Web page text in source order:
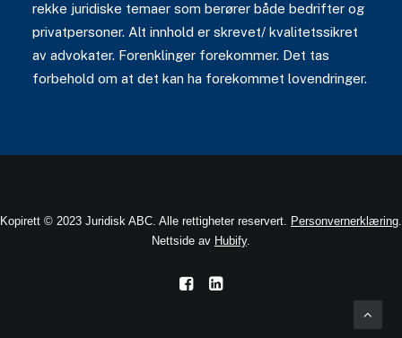
rekke juridiske temaer som berører både bedrifter og
privatpersoner. Alt innhold er skrevet/ kvalitetssikret
av advokater. Forenklinger forekommer. Det tas
forbehold om at det kan ha forekommet lovendringer.
Kopirett © 2023 Juridisk ABC. Alle rettigheter reservert. Personvernerklæring.
Nettside av Hubify.